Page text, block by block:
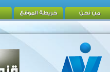
من نحن خريطة الموقع